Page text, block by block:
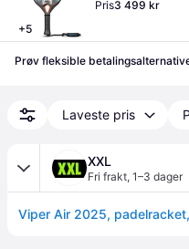
+5
Pris3 499 kr
Prøv fleksible
Laveste pris
XXL
Fri frakt, 1–3 dager
Viper Air 2025,